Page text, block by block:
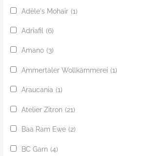
Adèle's Mohair (1)
Adriafil (6)
Amano (3)
Ammertaler Wollkämmerei (1)
Araucania (1)
Atelier Zitron (21)
Baa Ram Ewe (2)
BC Garn (4)